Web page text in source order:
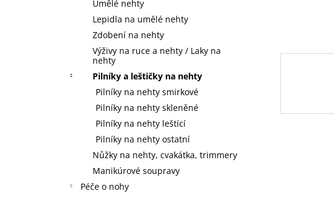
Umělé nehty
Lepidla na umělé nehty
Zdobení na nehty
Výživy na ruce a nehty / Laky na
nehty
Pilníky a leštičky na nehty
Pilníky na nehty smirkové
Pilníky na nehty skleněné
Pilníky na nehty leštící
Pilníky na nehty ostatní
Nůžky na nehty, cvakátka, trimmery
Manikúrové soupravy
Péče o nohy
HOUBIČKA NA MAKE-UP, KULATÁ
59 Kč